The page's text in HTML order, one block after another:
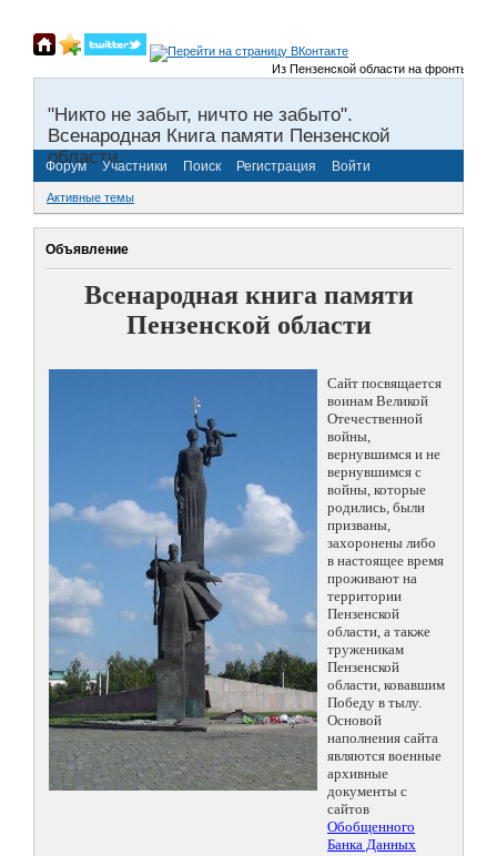
Из Пензенской области на фронты
"Никто не забыт, ничто не забыто".
Всенародная Книга памяти Пензенской
области.
Форум Участники Поиск Регистрация Войти
Активные темы
Объявление
Всенародная книга памяти
Пензенской области
Сайт посвящается
воинам Великой
Отечественной
войны,
вернувшимся и не
вернувшимся с
войны, которые
родились, были
призваны,
захоронены либо
в настоящее время
проживают на
территории
Пензенской
области, а также
труженикам
Пензенской
области, ковавшим
Победу в тылу.
Основой
наполнения сайта
являются военные
архивные
документы с
сайтов
Обобщенного
Банка Данных